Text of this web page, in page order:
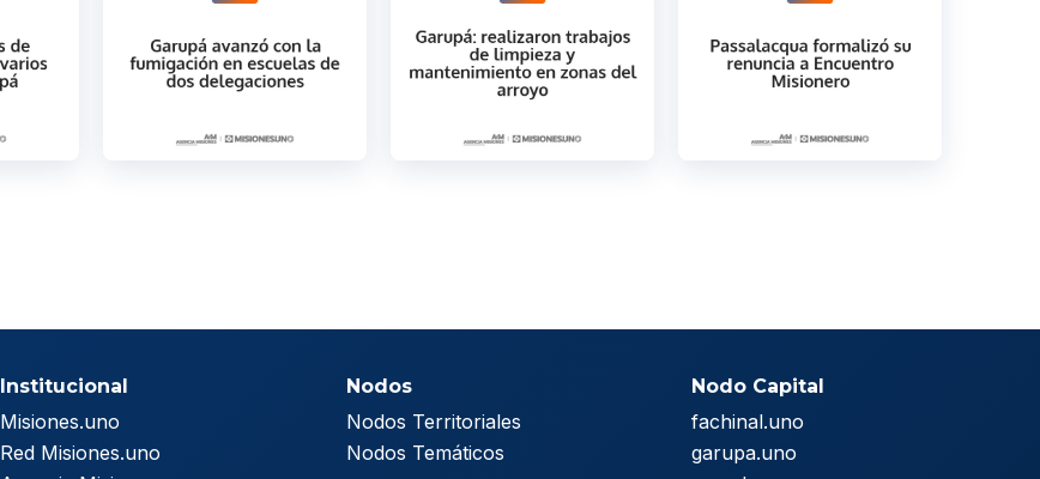
Institucional
Misiones.uno
Red Misiones.uno
Nodos
Nodos Territoriales
Nodos Temáticos
Nodo Capital
fachinal.uno
garupa.uno